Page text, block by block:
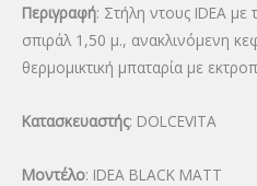
Περιγραφή: Στήλη ντους IDEA
σπιράλ 1,50 μ., ανακλινόμενη
θερμομικτική μπαταρία με
Κατασκευαστής: DOLCEVITA
Μοντέλο: IDEA BLACK MATT